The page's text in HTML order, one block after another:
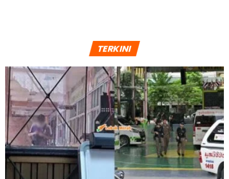
BERITA SOSIAL
Gelagat Cikgu Comel Pecahkan Belon Hiburkan Pelajar
Sempena Hari Guru
BERITA SOSIAL